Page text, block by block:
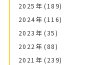
2025年 (189)
2024年 (116)
2023年 (35)
2022年 (88)
2021年 (239)